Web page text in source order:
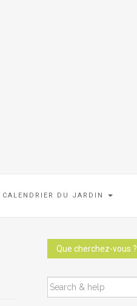
CALENDRIER DU JARDIN
Que cherchez-vous ?
SEARCH
FOR: